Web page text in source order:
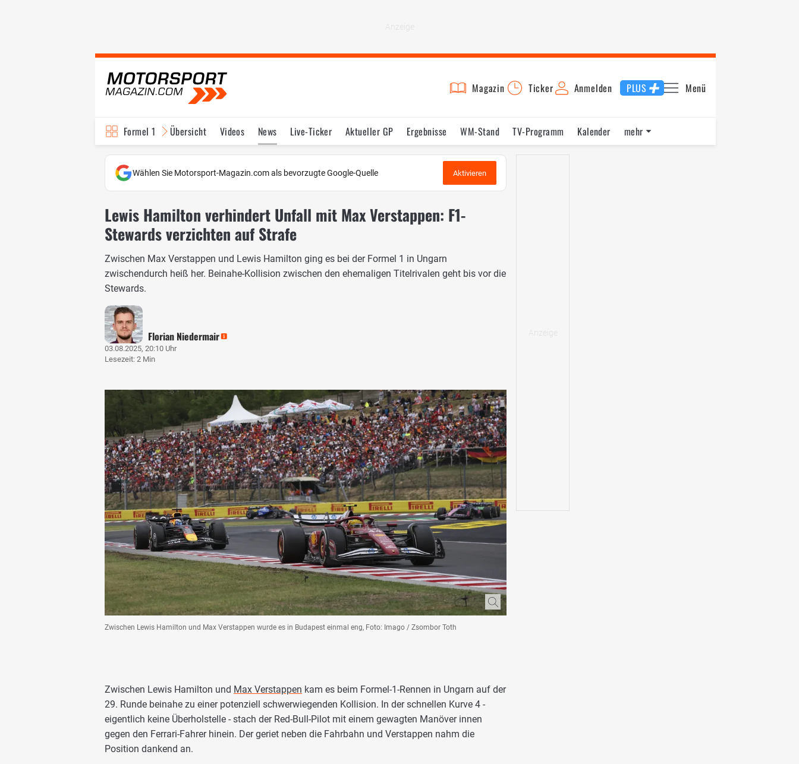
Magazin Ticker Anmelden PLUS Menü
Formel 1 Übersicht Videos News Live-Ticker Aktueller GP Ergebnisse WM-Stand TV-Programm
Kalender
Fahrer & Teams
Bilder Termine Statistik Testfahrten Reglement Lexikon
mehr
Wählen Sie Motorsport-Magazin.com als bevorzugte Google-Quelle Aktivieren
Lewis Hamilton verhindert Unfall mit Max Verstappen: F1-
Stewards verzichten auf Strafe
Zwischen Max Verstappen und Lewis Hamilton ging es bei der Formel 1 in Ungarn
zwischendurch heiß her. Beinahe-Kollision zwischen den ehemaligen Titelrivalen geht bis vor die
Stewards.
Florian Niedermair
03.08.2025, 20:10 Uhr
Lesezeit: 2 Min
Zwischen Lewis Hamilton und Max Verstappen wurde es in Budapest einmal eng, Foto: Imago / Zsombor Toth
Zwischen Lewis Hamilton und Max Verstappen kam es beim Formel-1-Rennen in Ungarn auf der
29. Runde beinahe zu einer potenziell schwerwiegenden Kollision. In der schnellen Kurve 4 -
eigentlich keine Überholstelle - stach der Red-Bull-Pilot mit einem gewagten Manöver innen
gegen den Ferrari-Fahrer hinein. Der geriet neben die Fahrbahn und Verstappen nahm die
Position dankend an.